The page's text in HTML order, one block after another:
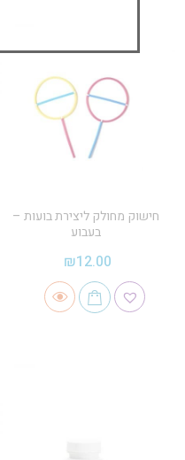
חישוק מחולק ליצירת בועות –
בעבוע
₪12.00